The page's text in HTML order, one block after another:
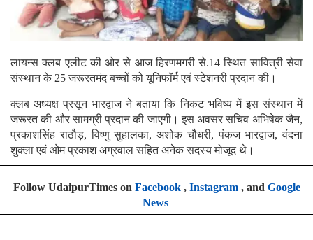
लायन्स क्लब एलीट की ओर से आज हिरणमगरी से.14 स्थित सावित्री सेवा
संस्थान के 25 जरूरतमंद बच्चों को यूनिफॉर्म एवं स्टेशनरी प्रदान की।
क्लब अध्यक्ष प्रसून भारद्वाज ने बताया कि निकट भविष्य में इस संस्थान में
जरूरत की और सामग्री प्रदान की जाएगी। इस अवसर सचिव अभिषेक जैन,
प्रकाशसिंह राठौड़, विष्णु सुहालका, अशोक चौधरी, पंकज भारद्वाज, वंदना
शुक्ला एवं ओम प्रकाश अग्रवाल सहित अनेक सदस्य मोजूद थे।
Follow UdaipurTimes on Facebook, Instagram, and Google
News